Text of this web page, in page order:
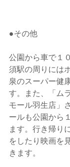
●その他
公園から車で１
須駅の周りには
泉のスーパー健
す。また、「ム
モール羽生店」
ールも公園から
ます。行き帰り
をしたり映画を
きます。